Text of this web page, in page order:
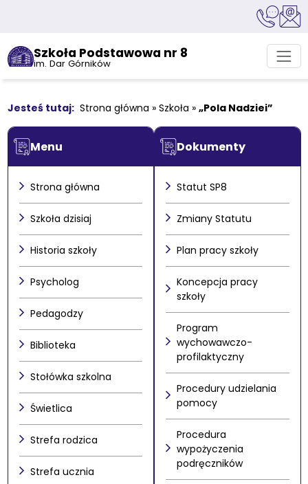
Szkoła Podstawowa nr 8
im. Dar Górników
Strona główna » Szkoła » „Pola Nadziei”
Menu
Strona główna
Szkoła dzisiaj
Historia szkoły
Psycholog
Pedagodzy
Biblioteka
Stołówka szkolna
Świetlica
Strefa rodzica
Strefa ucznia
Dokumenty
Statut SP8
Zmiany Statutu
Plan pracy szkoły
Koncepcja pracy
szkoły
Program
wychowawczo-
profilaktyczny
Procedury udzielania
pomocy
Procedura
wypożyczenia
podręczników